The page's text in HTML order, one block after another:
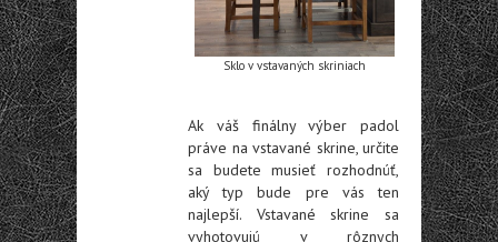
Sklo v vstavaných skriniach
Ak váš finálny výber padol
práve na vstavané skrine, určite
sa budete musieť rozhodnúť,
aký typ bude pre vás ten
najlepší. Vstavané skrine sa
vyhotovujú v rôznych